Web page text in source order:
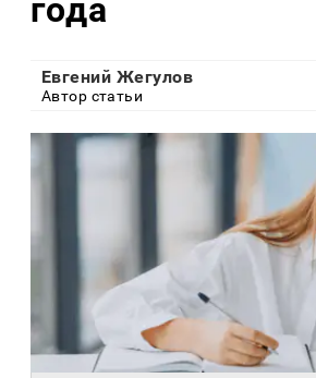
года
Евгений Жегулов
Автор статьи